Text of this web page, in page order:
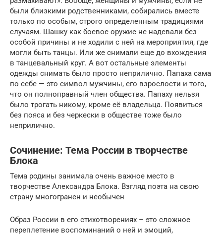
были близкими родственниками, собирались вместе
только по особым, строго определенным традициями
случаям. Шашку как боевое оружие не надевали без
особой причины и не ходили с ней на мероприятия, где
могли быть танцы. Или же снимали еще до вхождения
в танцевальный круг. А вот остальные элементы
одежды снимать было просто неприлично. Папаха сама
по себе — это символ мужчины, его взрослости и того,
что он полноправный член общества. Папаху нельзя
было трогать никому, кроме её владельца. Появиться
без пояса и без черкески в обществе тоже было
неприлично.
Сочинение: Тема России в творчестве
Блока
Тема родины занимала очень важное место в
творчестве Александра Блока. Взгляд поэта на свою
страну многогранен и необычен
Образ России в его стихотворениях – это сложное
переплетение воспоминаний о ней и эмоций,